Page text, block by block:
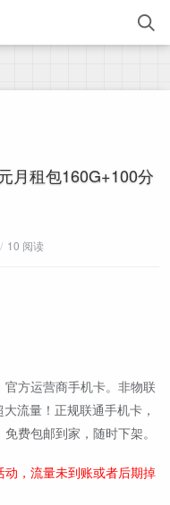
月租包160G+100分
/ 10 阅读
方运营商手机卡。非物联
流量！正规联通手机卡，
费包邮到家，随时下架。
，流量未到账或者后期掉